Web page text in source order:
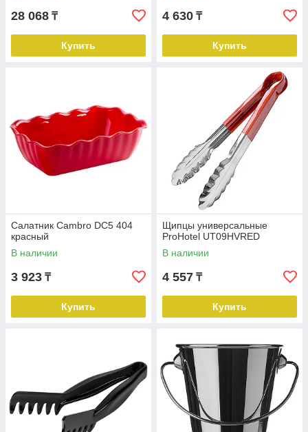
28 068 ₸
Купить
4 630 ₸
Купить
Салатник Cambro DC5 404
красный
В наличии
3 923 ₸
Купить
Щипцы универсальные
ProHotel UT09HVRED
В наличии
4 557 ₸
Купить